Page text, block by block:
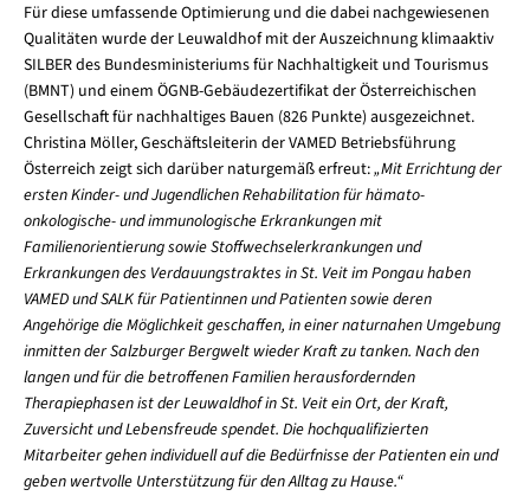
Für diese umfassende Optimierung und die dabei nachgewiesenen
Qualitäten wurde der Leuwaldhof mit der Auszeichnung klimaaktiv
SILBER des Bundesministeriums für Nachhaltigkeit und Tourismus
(BMNT) und einem ÖGNB-Gebäudezertifikat der Österreichischen
Gesellschaft für nachhaltiges Bauen (826 Punkte) ausgezeichnet.
Christina Möller, Geschäftsleiterin der VAMED Betriebsführung
Österreich zeigt sich darüber naturgemäß erfreut:„Mit Errichtung der
ersten Kinder- und Jugendlichen Rehabilitation für hämato-
onkologische- und immunologische Erkrankungen mit
Familienorientierung sowie Stoffwechselerkrankungen und
Erkrankungen des Verdauungstraktes in St. Veit im Pongau haben
VAMED und SALK für Patientinnen und Patienten sowie deren
Angehörige die Möglichkeit geschaffen, in einer naturnahen Umgebung
inmitten der Salzburger Bergwelt wieder Kraft zu tanken. Nach den
langen und für die betroffenen Familien herausfordernden
Therapiephasen ist der Leuwaldhof in St. Veit ein Ort, der Kraft,
Zuversicht und Lebensfreude spendet. Die hochqualifizierten
Mitarbeiter gehen individuell auf die Bedürfnisse der Patienten ein und
geben wertvolle Unterstützung für den Alltag zu Hause.“